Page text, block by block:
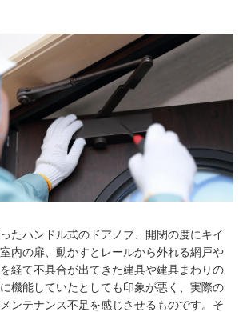
たハンドル式のドアノブ、開閉の度にキイ
内の扉、動かすとレールから外れる網戸や
経て不具合が出てきた建具や建具まわりの
機能していたとしても印象が悪く、実際の
ンテナンス不足を感じさせるものです。そ